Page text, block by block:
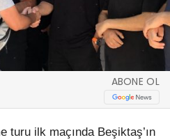
ABONE OL
turu ilk maçında Beşiktaş’ın